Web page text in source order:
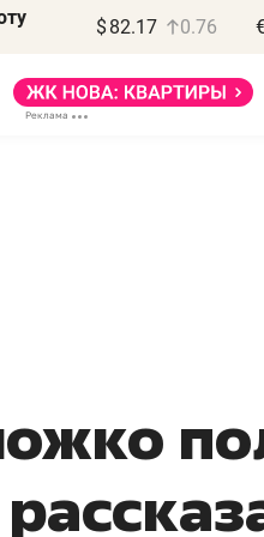
$ 82.17 0.76
бизнес может
минимум